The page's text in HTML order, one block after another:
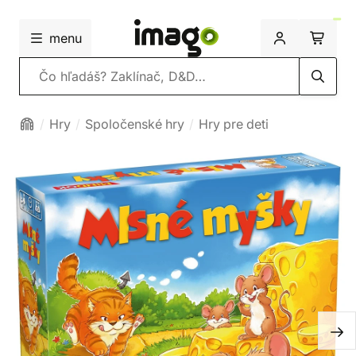
menu
Vyhľadávanie
Hry Spoločenské hry Hry pre deti